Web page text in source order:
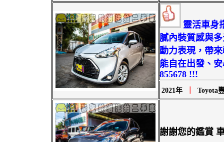
靈活車身
膩內裝質感與
動力表現，帶
能自在出發、
855678 !!!
2021年 Toyota
謝謝您的鑑賞